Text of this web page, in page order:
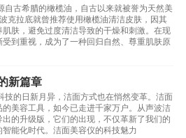
自古希腊的橄榄油，自古以来就被誉为天然美
克拉底就曾推荐使用橄榄油清洁皮肤，因其
肤，避免过度清洁导致的干燥和刺激。在现
到重视，成为了一种回归自然、尊重肌肤原
新篇章
技的日新月异，洁面方式也在悄然变革。洁面
美容工具，如今已走进千家万户。从声波洁
的升级版，它们的出现，不仅革新了我们的
能化时代。洁面美容仪的科技魅力